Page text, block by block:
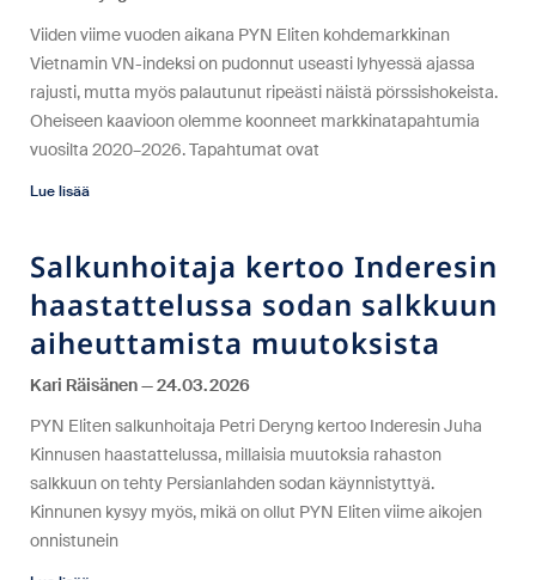
Viiden viime vuoden aikana PYN Eliten kohdemarkkinan
Vietnamin VN-indeksi on pudonnut useasti lyhyessä ajassa
rajusti, mutta myös palautunut ripeästi näistä pörssishokeista.
Oheiseen kaavioon olemme koonneet markkinatapahtumia
vuosilta 2020–2026. Tapahtumat ovat
Lue lisää
Salkunhoitaja kertoo Inderesin
haastattelussa sodan salkkuun
aiheuttamista muutoksista
Kari Räisänen
24.03.2026
PYN Eliten salkunhoitaja Petri Deryng kertoo Inderesin Juha
Kinnusen haastattelussa, millaisia muutoksia rahaston
salkkuun on tehty Persianlahden sodan käynnistyttyä.
Kinnunen kysyy myös, mikä on ollut PYN Eliten viime aikojen
onnistunein